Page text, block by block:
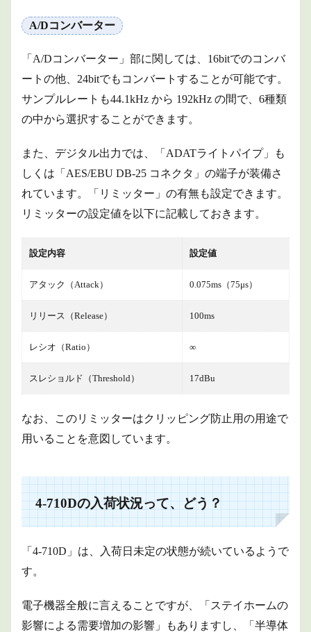
A/Dコンバーター
「A/Dコンバーター」部に関しては、16bitでのコンバ
ートの他、24bitでもコンバートすることが可能です。
サンプルレートも44.1kHz から 192kHz の間で、6種類
の中から選択することができます。
また、デジタル出力では、「ADATライトパイプ」も
しくは「AES/EBU DB-25 コネクタ」の端子が装備さ
れています。「リミッター」の有無も設定できます。
リミッターの設定値を以下に記載しておきます。
設定内容 設定値
アタック（Attack） 0.075ms（75μs）
リリース（Release） 100ms
レシオ（Ratio） ∞
スレショルド（Threshold） 17dBu
なお、このリミッターはクリッピング防止用の用途で
用いることを意図しています。
4-710Dの入荷状況って、どう？
「4-710D」は、入荷日未定の状態が続いているようで
す。
電子機器全般に言えることですが、「ステイホームの
影響による需要増加の影響」もありますし、「半導体